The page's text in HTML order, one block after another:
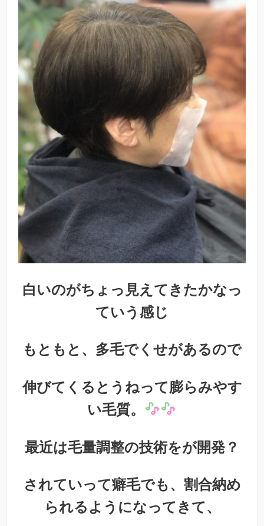
白いのがちょっ見えてきたかなっ
ていう感じ
もともと、多毛でくせがあるので
伸びてくるとうねって膨らみやす
い毛質。
最近は毛量調整の技術をが開発？
されていって癖毛でも、割合納め
られるようになってきて、